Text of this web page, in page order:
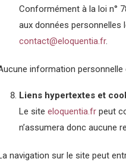
Conformément à la loi n°
aux données personnelles
contact@eloquentia.fr.
information personnelle
Liens hypertextes et
Le site eloquentia.fr peut
n’assumera donc aucune
navigation sur le site peut